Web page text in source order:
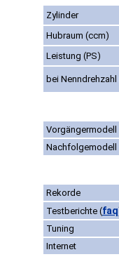
Zylinder
Hubraum (ccm)
Leistung (PS)
bei
Vorgängermodell
Nachfolgemodell
Rekorde
Testberichte (faq
Tuning
Internet